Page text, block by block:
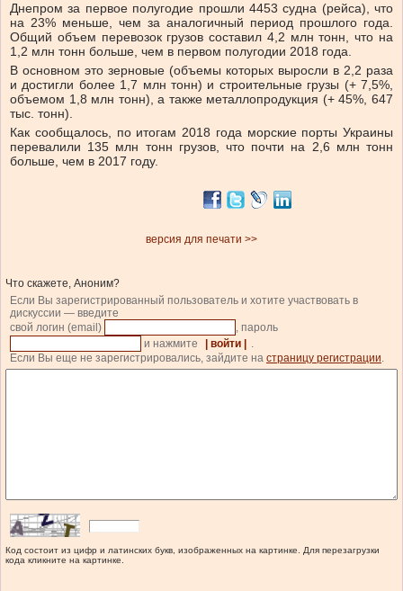
Днепром за первое полугодие прошли 4453 судна (рейса), что
на 23% меньше, чем за аналогичный период прошлого года.
Общий объем перевозок грузов составил 4,2 млн тонн, что на
1,2 млн тонн больше, чем в первом полугодии 2018 года.
В основном это зерновые (объемы которых выросли в 2,2 раза
и достигли более 1,7 млн тонн) и строительные грузы (+ 7,5%,
объемом 1,8 млн тонн), а также металлопродукция (+ 45%, 647
тыс. тонн).
Как сообщалось, по итогам 2018 года морские порты Украины
перевалили 135 млн тонн грузов, что почти на 2,6 млн тонн
больше, чем в 2017 году.
версия для печати >>
Что скажете, Аноним?
Если Вы зарегистрированный пользователь и хотите участвовать в
дискуссии — введите
свой логин (email)
, пароль
и нажмите
| войти |
.
Если Вы еще не зарегистрировались, зайдите на страницу регистрации.
Код состоит из цифр и латинских букв, изображенных на картинке. Для перезагрузки
кода кликните на картинке.